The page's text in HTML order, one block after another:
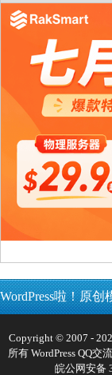
WordPress啦！原创
Copyright © 2007 -
所有 WordPress QQ交
皖公网安备